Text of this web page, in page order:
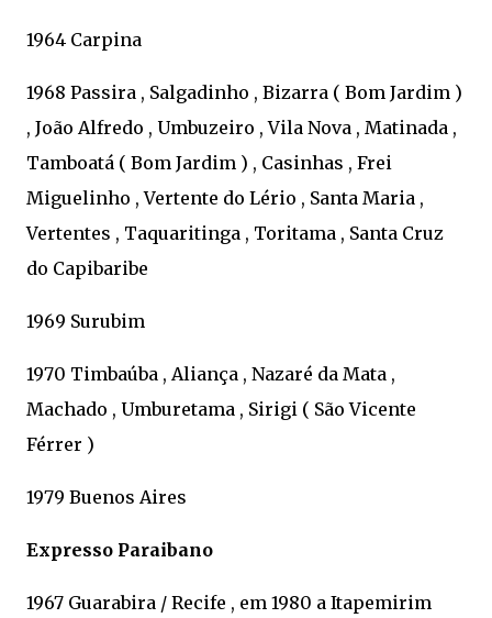
1964 Carpina
1968 Passira , Salgadinho , Bizarra ( Bom Jardim )
, João Alfredo , Umbuzeiro , Vila Nova , Matinada ,
Tamboatá ( Bom Jardim ) , Casinhas , Frei
Miguelinho , Vertente do Lério , Santa Maria ,
Vertentes , Taquaritinga , Toritama , Santa Cruz
do Capibaribe
1969 Surubim
1970 Timbaúba , Aliança , Nazaré da Mata ,
Machado , Umburetama , Sirigi ( São Vicente
Férrer )
1979 Buenos Aires
Expresso Paraibano
1967 Guarabira / Recife , em 1980 a Itapemirim